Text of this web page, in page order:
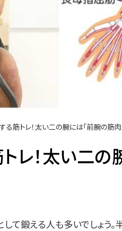
る筋トレ！太い二の腕には「前腕の筋
レ！太い二
て鍛える人も多いでしょう。